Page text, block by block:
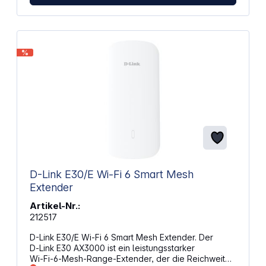
%
D-Link E30/E Wi-Fi 6 Smart Mesh
Extender
Artikel-Nr.:
212517
D-Link E30/E Wi-Fi 6 Smart Mesh Extender. Der
D‑Link E30 AX3000 ist ein leistungsstarker
Wi‑Fi‑6‑Mesh‑Range‑Extender, der die Reichweite